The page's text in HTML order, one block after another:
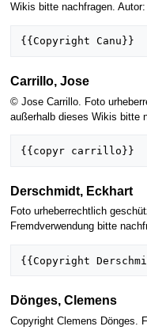
Wikis bitte nachfragen.
Carrillo, Jose
© Jose Carrillo. Foto
außerhalb dieses Wikis bitte
Derschmidt, Eckhart
Foto urheberrechtlich
Fremdverwendung bitte
Dönges, Clemens
Copyright Clemens Dönges.